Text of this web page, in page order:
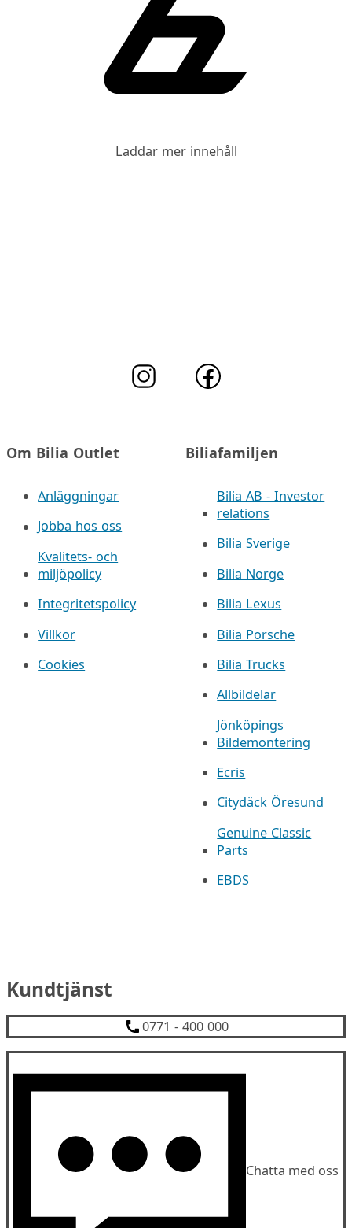
Laddar mer innehåll
Om Bilia Outlet
Anläggningar
Jobba hos oss
Kvalitets- och
miljöpolicy
Integritetspolicy
Villkor
Cookies
Biliafamiljen
Bilia AB - Investor
relations
Bilia Sverige
Bilia Norge
Bilia Lexus
Bilia Porsche
Bilia Trucks
Allbildelar
Jönköpings
Bildemontering
Ecris
Citydäck Öresund
Genuine Classic
Parts
EBDS
Kundtjänst
0771 - 400 000
Chatta med oss